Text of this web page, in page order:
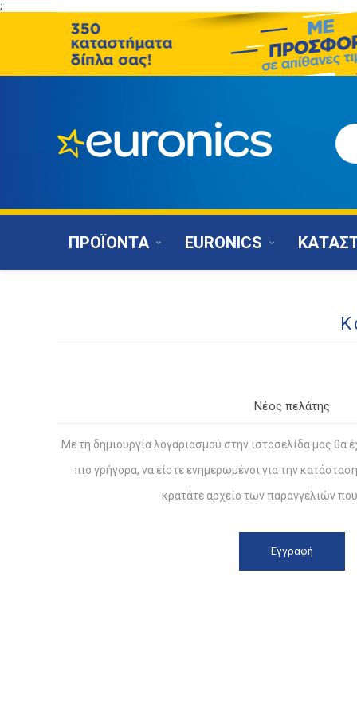
;
ΠΡΟΪΟΝΤΑ EURONICS
Νέος πελάτης
Με τη δημιουργία λογαριασμού στην ιστοσελίδα μας θα
πιο γρήγορα, να είστε ενημερωμένοι για την
κρατάτε αρχείο των παραγγελιών που